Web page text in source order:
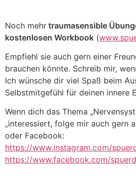
Noch mehr traumasensible
kostenlosen Workbook (
Empfiehl sie auch gern einer
brauchen könnte. Schreib mir,
Ich wünsche dir viel Spaß beim
Selbstmitgefühl für deinen innere
Wenn dich das Thema
„interessiert, folge mir auch gern
oder Facebook:
https://www.instagram.com/
https://www.facebook.com/